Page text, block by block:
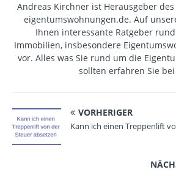
Andreas Kirchner ist Herausgeber
eigentumswohnungen.de. Auf
Ihnen interessante Ratgeber
Immobilien, insbesondere
vor. Alles was Sie rund um die
sollten erfahren Sie
VORHERIGER
Kann ich einen Treppenlift